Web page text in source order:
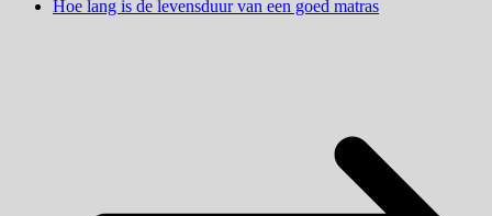
Hoe lang is de levensduur van een goed matras